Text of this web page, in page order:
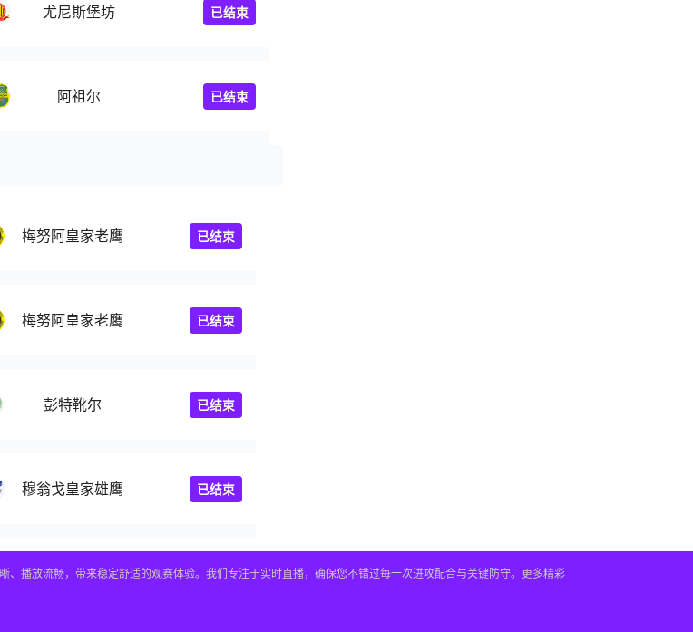
尤尼斯堡坊 已结束
阿祖尔 已结束
梅努阿皇家老鹰 已结束
梅努阿皇家老鹰 已结束
彭特靴尔 已结束
穆翁戈皇家雄鹰 已结束
播放流畅，带来稳定舒适的观赛体验。我们专注于实时直播，确保您不错过每一次进攻配合与关键防守。更多精彩